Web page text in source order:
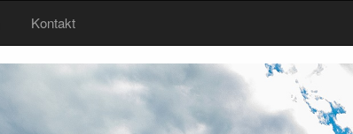
Kontakt